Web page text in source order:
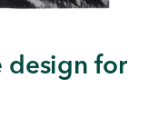
design for